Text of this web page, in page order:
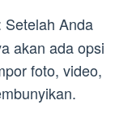
Setelah Anda
akan ada opsi
foto, video,